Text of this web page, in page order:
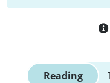
Reading